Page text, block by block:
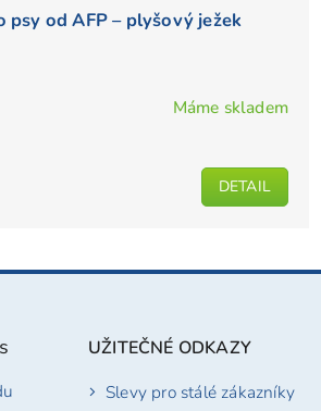
psy od AFP – plyšový ježek
Máme skladem
DETAIL
UŽITEČNÉ ODKAZY
Slevy pro stálé zákazníky